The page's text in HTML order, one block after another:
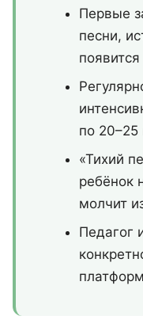
Первые
песни,
по 20–25
«Тихий
ребёнок
молчит
Педагог